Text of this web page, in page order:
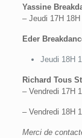
Yassine
– Jeudi 17H 18H
Eder
Jeudi 18H
Richard Tous
– Vendredi 17H
– Vendredi 18H
Merci de